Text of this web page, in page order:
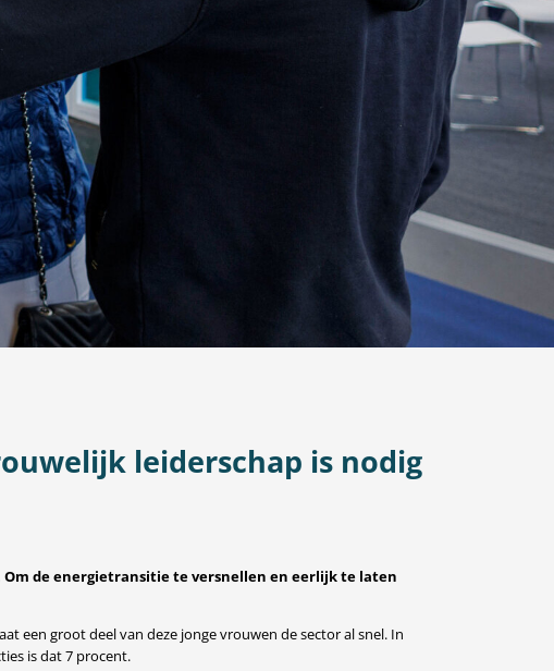
leiderschap is nodig
de energietransitie te versnellen en eerlijk te laten
een groot deel van deze jonge vrouwen de sector al snel. In
is dat 7 procent.